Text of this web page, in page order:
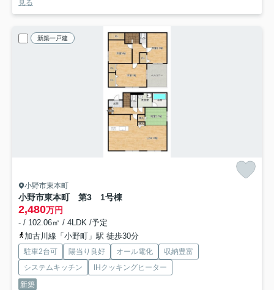
見る
新築一戸建
小野市東本町
小野市東本町 第3 1号棟
2,480万円
- / 102.06㎡ / 4LDK /予定
加古川線「小野町」駅 徒歩30分
駐車2台可 陽当り良好 オール電化
収納豊富
システムキッチン
IHクッキングヒーター
新築